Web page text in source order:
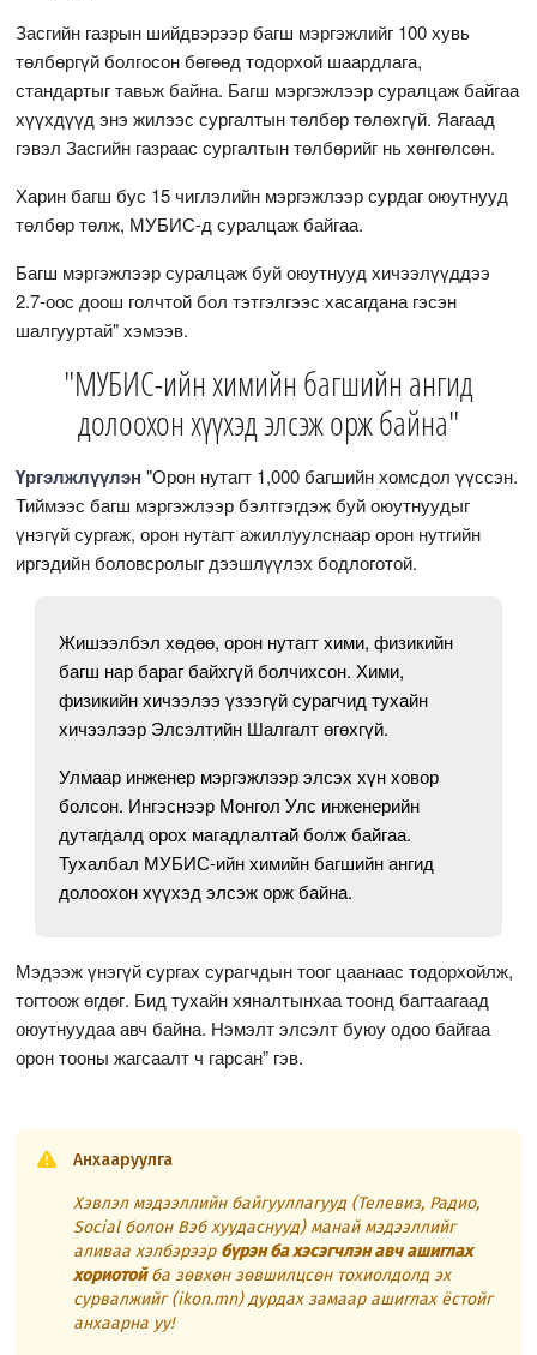
Засгийн газрын шийдвэрээр багш мэргэжлийг 100 хувь
төлбөргүй болгосон бөгөөд тодорхой шаардлага,
стандартыг тавьж байна. Багш мэргэжлээр суралцаж байгаа
хүүхдүүд энэ жилээс сургалтын төлбөр төлөхгүй. Яагаад
гэвэл Засгийн газраас сургалтын төлбөрийг нь хөнгөлсөн.
Харин багш бус 15 чиглэлийн мэргэжлээр сурдаг оюутнууд
төлбөр төлж, МУБИС-д суралцаж байгаа.
Багш мэргэжлээр суралцаж буй оюутнууд хичээлүүддээ
2.7-оос доош голчтой бол тэтгэлгээс хасагдана гэсэн
шалгууртай" хэмээв.
"МУБИС-ийн химийн багшийн ангид
долоохон хүүхэд элсэж орж байна"
Үргэлжлүүлэн "Орон нутагт 1,000 багшийн хомсдол үүссэн.
Тиймээс багш мэргэжлээр бэлтгэгдэж буй оюутнуудыг
үнэгүй сургаж, орон нутагт ажиллуулснаар орон нутгийн
иргэдийн боловсролыг дээшлүүлэх бодлоготой.
Жишээлбэл хөдөө, орон нутагт хими, физикийн
багш нар бараг байхгүй болчихсон. Хими,
физикийн хичээлээ үзээгүй сурагчид тухайн
хичээлээр Элсэлтийн Шалгалт өгөхгүй.
Улмаар инженер мэргэжлээр элсэх хүн ховор
болсон. Ингэснээр Монгол Улс инженерийн
дутагдалд орох магадлалтай болж байгаа.
Тухалбал МУБИС-ийн химийн багшийн ангид
долоохон хүүхэд элсэж орж байна.
Мэдээж үнэгүй сургах сурагчдын тоог цаанаас тодорхойлж,
тогтоож өгдөг. Бид тухайн хяналтынхаа тоонд багтаагаад
оюутнуудаа авч байна. Нэмэлт элсэлт буюу одоо байгаа
орон тооны жагсаалт ч гарсан” гэв.
Анхааруулга
Хэвлэл мэдээллийн байгууллагууд (Телевиз, Радио,
Social болон Вэб хуудаснууд) манай мэдээллийг
аливаа хэлбэрээр бүрэн ба хэсэгчлэн авч ашиглах
хориотойба зөвхөн зөвшилцсөн тохиолдолд эх
сурвалжийг (ikon.mn) дурдах замаар ашиглах ёстойг
анхаарна уу!